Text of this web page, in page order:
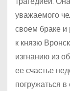
уважаемого
своем браке и
к князю
изгнанию из
ее счастье
погружаться